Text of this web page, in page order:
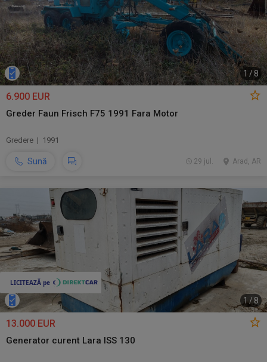
1 /8
6.900 EUR
Greder Faun Frisch F75 1991 Fara Motor
Gredere | 1991
Sună Arad, AR
29 jul.
1 /8
13.000 EUR
Generator curent Lara ISS 130